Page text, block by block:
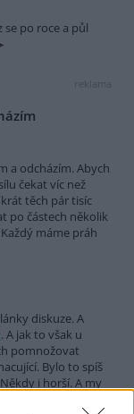
se po roce a půl
reklama
a odcházím. Abych
čekat víc než
těch pár tisíc
po částech několik
máme práh
diskuze. A
. A jak to však u
pomnožovat
Bylo to spíš
i horší. A my